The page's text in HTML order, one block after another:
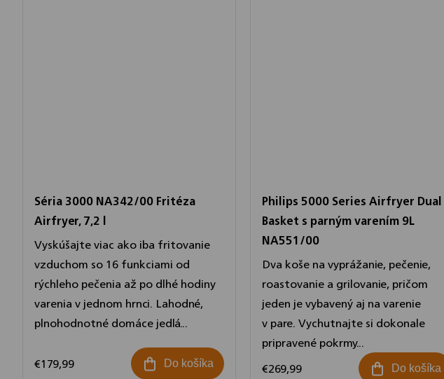
Séria 3000 NA342/00 Fritéza
Airfryer, 7,2 l
€179,99 Do košíka
Vyskúšajte viac ako iba fritovanie
vzduchom so 16 funkciami od
rýchleho pečenia až po dlhé hodiny
varenia v jednom hrnci. Lahodné,
plnohodnotné domáce jedlá...
Philips 5000 Series Airfryer Dual
Basket s parným varením 9L
NA551/00
€269,99 Do košíka
Dva koše na vyprážanie, pečenie,
roastovanie a grilovanie, pričom
jeden je vybavený aj na varenie
v pare. Vychutnajte si dokonale
pripravené pokrmy...